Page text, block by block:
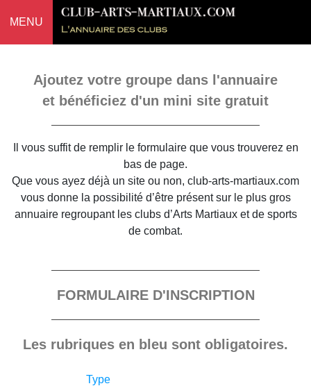
MENU
Ajoutez votre groupe dans l'annuaire
et bénéficiez d'un mini site gratuit
Il vous suffit de remplir le formulaire que vous trouverez en
bas de page.
Que vous ayez déjà un site ou non, club-arts-martiaux.com
vous donne la possibilité d’être présent sur le plus gros
annuaire regroupant les clubs d’Arts Martiaux et de sports
de combat.
FORMULAIRE D'INSCRIPTION
Les rubriques en bleu sont obligatoires.
Type